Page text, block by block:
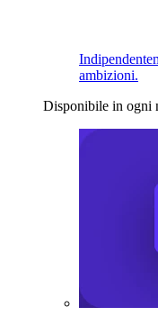
ambizioni.
Disponibile in ogni